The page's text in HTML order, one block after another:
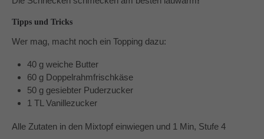
Tipps und Tricks
Wer mag, macht noch ein Topping dazu:
40 g weiche Butter
60 g Doppelrahmfrischkäse
50 g gesiebter Puderzucker
1 TL Vanillezucker
Alle Zutaten in den Mixtopf einwiegen und 1 Min, Stufe 4